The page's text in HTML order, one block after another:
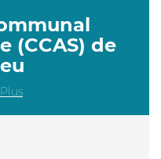
(CCAS) de